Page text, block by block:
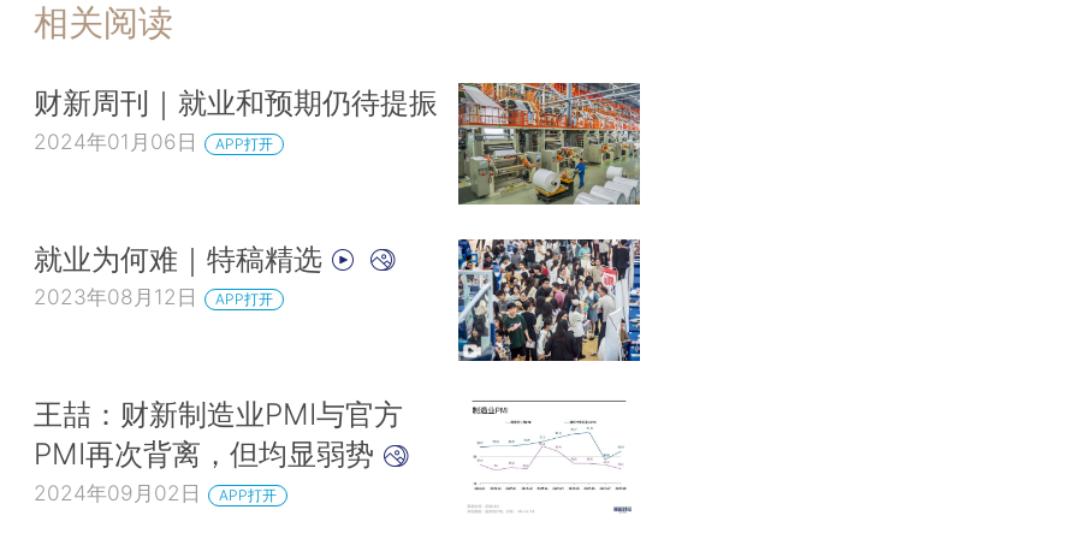
相关阅读
财新周刊｜就业和预期仍待提振
2024年01月06日 APP打开
就业为何难｜特稿精选
2023年08月12日 APP打开
王喆：财新制造业PMI与官方
PMI再次背离，但均显弱势
2024年09月02日 APP打开